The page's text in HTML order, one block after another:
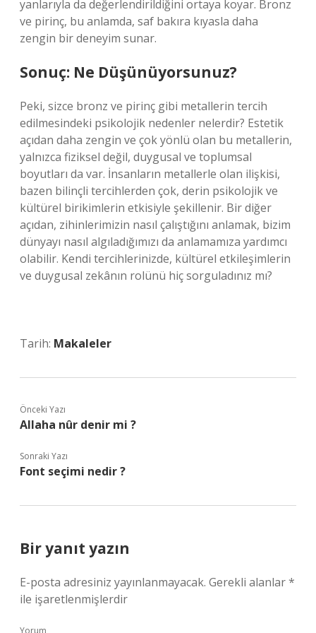
yanlarıyla da değerlendirildiğini ortaya koyar. Bronz
ve pirinç, bu anlamda, saf bakıra kıyasla daha
zengin bir deneyim sunar.
Sonuç: Ne Düşünüyorsunuz?
Peki, sizce bronz ve pirinç gibi metallerin tercih
edilmesindeki psikolojik nedenler nelerdir? Estetik
açıdan daha zengin ve çok yönlü olan bu metallerin,
yalnızca fiziksel değil, duygusal ve toplumsal
boyutları da var. İnsanların metallerle olan ilişkisi,
bazen bilinçli tercihlerden çok, derin psikolojik ve
kültürel birikimlerin etkisiyle şekillenir. Bir diğer
açıdan, zihinlerimizin nasıl çalıştığını anlamak, bizim
dünyayı nasıl algıladığımızı da anlamamıza yardımcı
olabilir. Kendi tercihlerinizde, kültürel etkileşimlerin
ve duygusal zekânın rolünü hiç sorguladınız mı?
Tarih: Makaleler
Önceki Yazı
Allaha nûr denir mi ?
Sonraki Yazı
Font seçimi nedir ?
Bir yanıt yazın
E-posta adresiniz yayınlanmayacak. Gerekli alanlar*
ile işaretlenmişlerdir
Yorum